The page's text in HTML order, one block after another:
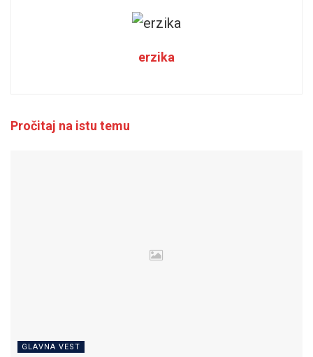
erzika
Pročitaj na istu temu
GLAVNA VEST